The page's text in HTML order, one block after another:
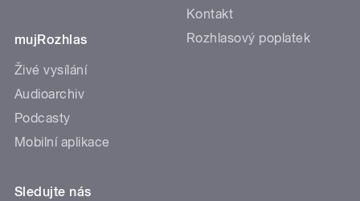
mujRozhlas
Živé vysílání
Audioarchiv
Podcasty
Mobilní aplikace
Kontakt
Rozhlasový poplatek
Sledujte nás